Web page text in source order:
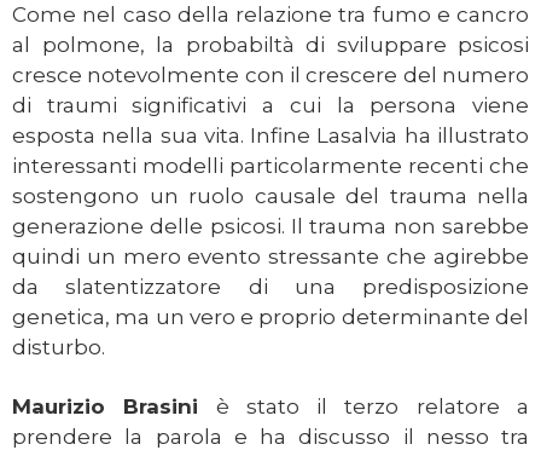
Come nel caso della relazione tra fumo e cancro
al polmone, la probabiltà di sviluppare psicosi
cresce notevolmente con il crescere del numero
di traumi significativi a cui la persona viene
esposta nella sua vita. Infine Lasalvia ha illustrato
interessanti modelli particolarmente recenti che
sostengono un ruolo causale del trauma nella
generazione delle psicosi. Il trauma non sarebbe
quindi un mero evento stressante che agirebbe
da slatentizzatore di una predisposizione
genetica, ma un vero e proprio determinante del
disturbo.
Maurizio Brasini è stato il terzo relatore a
prendere la parola e ha discusso il nesso tra